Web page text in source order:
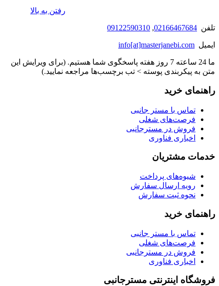
رفتن به بالا
تلفن 02166467684
,
09122590310
ایمیل info[at]masterjanebi.com
ما 24 ساعته 7 روز هفته پاسخگوی شما هستیم. (برای ویرایش این
متن به پیکربندی پوسته > تب برچسب‌ها مراجعه نمایید.)
راهنمای خرید
تماس با مستر جانبی
فرصت‌های شغلی
فروش در مسترجانبی
اخباری فناوری
خدمات مشتریان
شیوه‌های پرداخت
رویه ارسال سفارش
نحوه ثبت سفارش
راهنمای خرید
تماس با مستر جانبی
فرصت‌های شغلی
فروش در مسترجانبی
اخباری فناوری
فروشگاه اینترنتی مسترجانبی